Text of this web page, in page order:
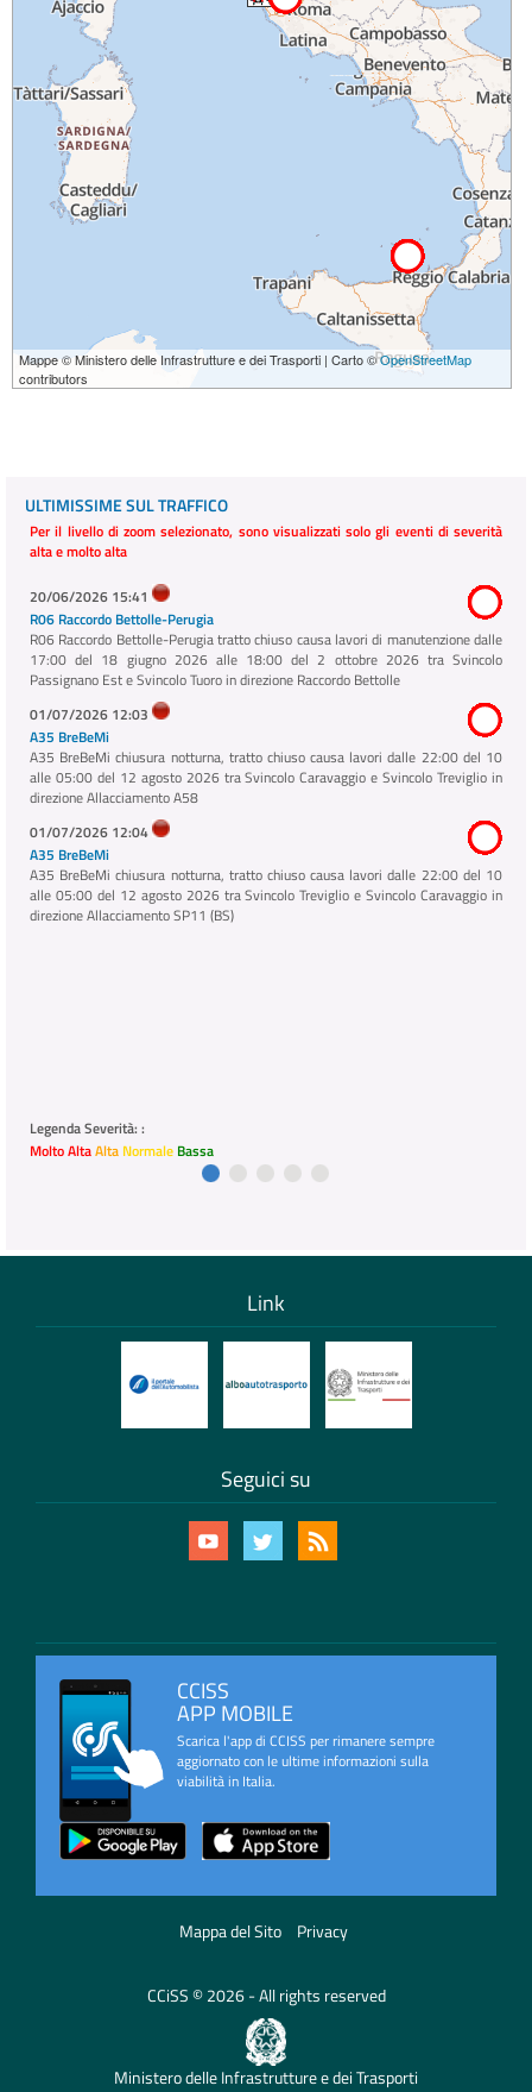
Mappe © Ministero delle Infrastrutture e dei Trasporti | Carto ©OpenStreetMap
contributors
ULTIMISSIME SUL TRAFFICO
Per il livello di zoom selezionato, sono visualizzati solo gli eventi di severità
alta e molto alta
20/06/2026 15:41
R06 Raccordo Bettolle-Perugia
R06 Raccordo Bettolle-Perugia tratto chiuso causa lavori di manutenzione dalle
17:00 del 18 giugno 2026 alle 18:00 del 2 ottobre 2026 tra Svincolo
Passignano Est e Svincolo Tuoro in direzione Raccordo Bettolle
01/07/2026 12:03
A35 BreBeMi
A35 BreBeMi chiusura notturna, tratto chiuso causa lavori dalle 22:00 del 10
alle 05:00 del 12 agosto 2026 tra Svincolo Caravaggio e Svincolo Treviglio in
direzione Allacciamento A58
01/07/2026 12:04
A35 BreBeMi
A35 BreBeMi chiusura notturna, tratto chiuso causa lavori dalle 22:00 del 10
alle 05:00 del 12 agosto 2026 tra Svincolo Treviglio e Svincolo Caravaggio in
direzione Allacciamento SP11 (BS)
Legenda Severità: :
Molto AltaAlta Normale Bassa
Link
Seguici su
CCISS
APP MOBILE
Scarica l'app di CCISS per rimanere sempre
aggiornato con le ultime informazioni sulla
viabilità in Italia.
Mappa del Sito Privacy
CCiSS © 2026 - All rights reserved
Ministero delle Infrastrutture e dei Trasporti